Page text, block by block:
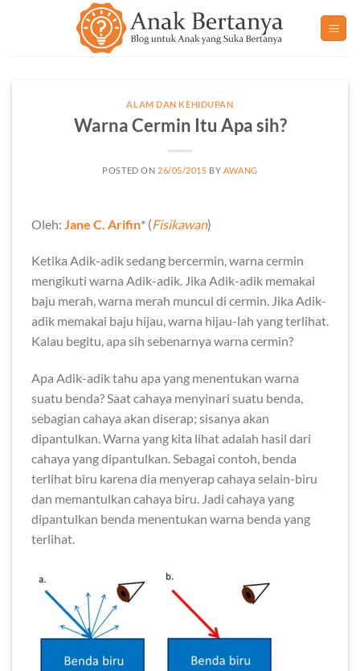
ALAM DAN KEHIDUPAN
Warna Cermin Itu Apa sih?
POSTED ON 26/05/2015 BY AWANG
Oleh: Jane C. Arifin* (Fisikawan)
Ketika Adik-adik sedang bercermin, warna cermin
mengikuti warna Adik-adik. Jika Adik-adik memakai
baju merah, warna merah muncul di cermin. Jika Adik-
adik memakai baju hijau, warna hijau-lah yang terlihat.
Kalau begitu, apa sih sebenarnya warna cermin?
Apa Adik-adik tahu apa yang menentukan warna
suatu benda? Saat cahaya menyinari suatu benda,
sebagian cahaya akan diserap; sisanya akan
dipantulkan. Warna yang kita lihat adalah hasil dari
cahaya yang dipantulkan. Sebagai contoh, benda
terlihat biru karena dia menyerap cahaya selain-biru
dan memantulkan cahaya biru. Jadi cahaya yang
dipantulkan benda menentukan warna benda yang
terlihat.